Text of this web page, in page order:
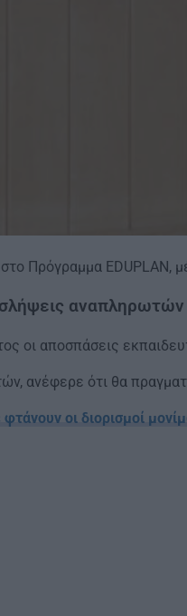
Πρόγραμμα
αναπληρωτών
οι αποσπάσεις
ανέφερε ότι θα
οι διορισμοί